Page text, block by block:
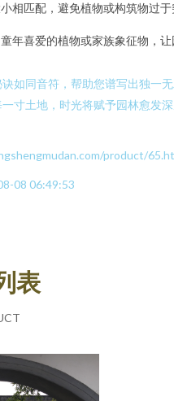
相匹配，避免植物或构筑物过于
年喜爱的植物或家族象征物，让
如同音符，帮助您谱写出独一
寸土地，时光将赋予园林愈发
product/
08 06:49:53
表